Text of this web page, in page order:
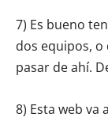
7) Es bueno
dos equipos,
pasar de ahí.
8) Esta web